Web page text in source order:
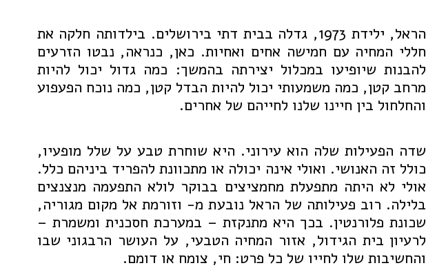
הראל, ילידת 1973, גדלה בבית דתי בירושלים. בילדותה חלקה את
חללי המחיה עם חמישה אחים ואחיות. כאן, כנראה, נבטו הזרעים
להבנות שיופיעו במכלול יצירתה בהמשך: כמה גדול יכול להיות
מרחב קטן, כמה משמעותי יכול להיות הבדל קטן, כמה נוכח הפעפוע
והחלחול בין חיינו שלנו לחייהם של אחרים.
שדה הפעילות שלה הוא עירוני. היא שוחרת טבע על שלל מופעיו,
כולל זה האנושי. ואולי אינה יכולה או מתכוונת להפריד ביניהם כלל.
אולי לא היתה מתפעלת מחמציצים בבוקר לולא התפעמה מנצנצים
בלילה. רוב פעילותה של הראל נובעת מ- וזורמת אל מקום מגוריה,
שכונת פלורנטין. בכך היא מתנקזת – במערכת חסכנית ומשמרת –
לרעיון בית הגידול, אזור המחיה הטבעי, על העושר הרבגוני שבו
והחשיבות שלו לחייו של כל פרט: חי, צומח או דומם.